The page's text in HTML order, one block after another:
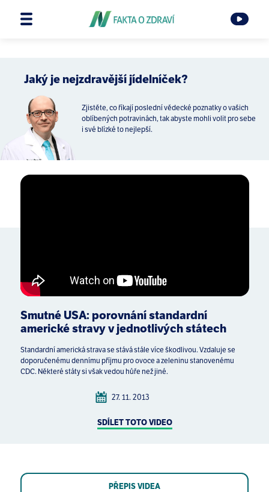
Jaký je nejzdravější jídelníček?
Zjistěte, co říkají poslední vědecké poznatky o vašich
oblíbených potravinách, tak abyste mohli volit pro sebe
i své blízké to nejlepší.
Smutné USA: porovnání standardní
americké stravy v jednotlivých státech
Standardní americká strava se stává stále více škodlivou. Vzdaluje se
doporučenému dennímu příjmu pro ovoce a zeleninu stanovenému
CDC. Některé státy si však vedou hůře než jiné.
27. 11. 2013
SDÍLET TOTO VIDEO
PŘEPIS VIDEA